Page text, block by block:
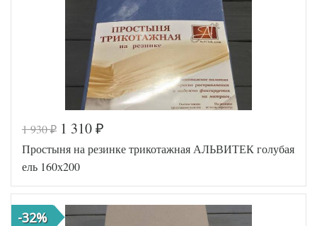
Код товара
516-412
Артикул
AL200092
Размер
простыни
160х200
(на
резинке)
1 930₽ 1 310 ₽
Простыня на резинке трикотажная АЛЬВИТЕК голубая
ель 160х200
-32%